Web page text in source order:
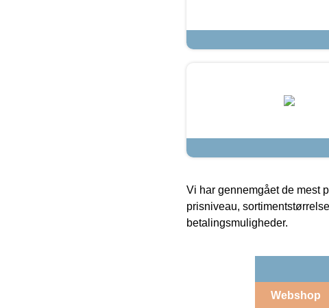
Vi har gennemgået de mest
prisniveau,
betalingsmuligheder.
Webshop